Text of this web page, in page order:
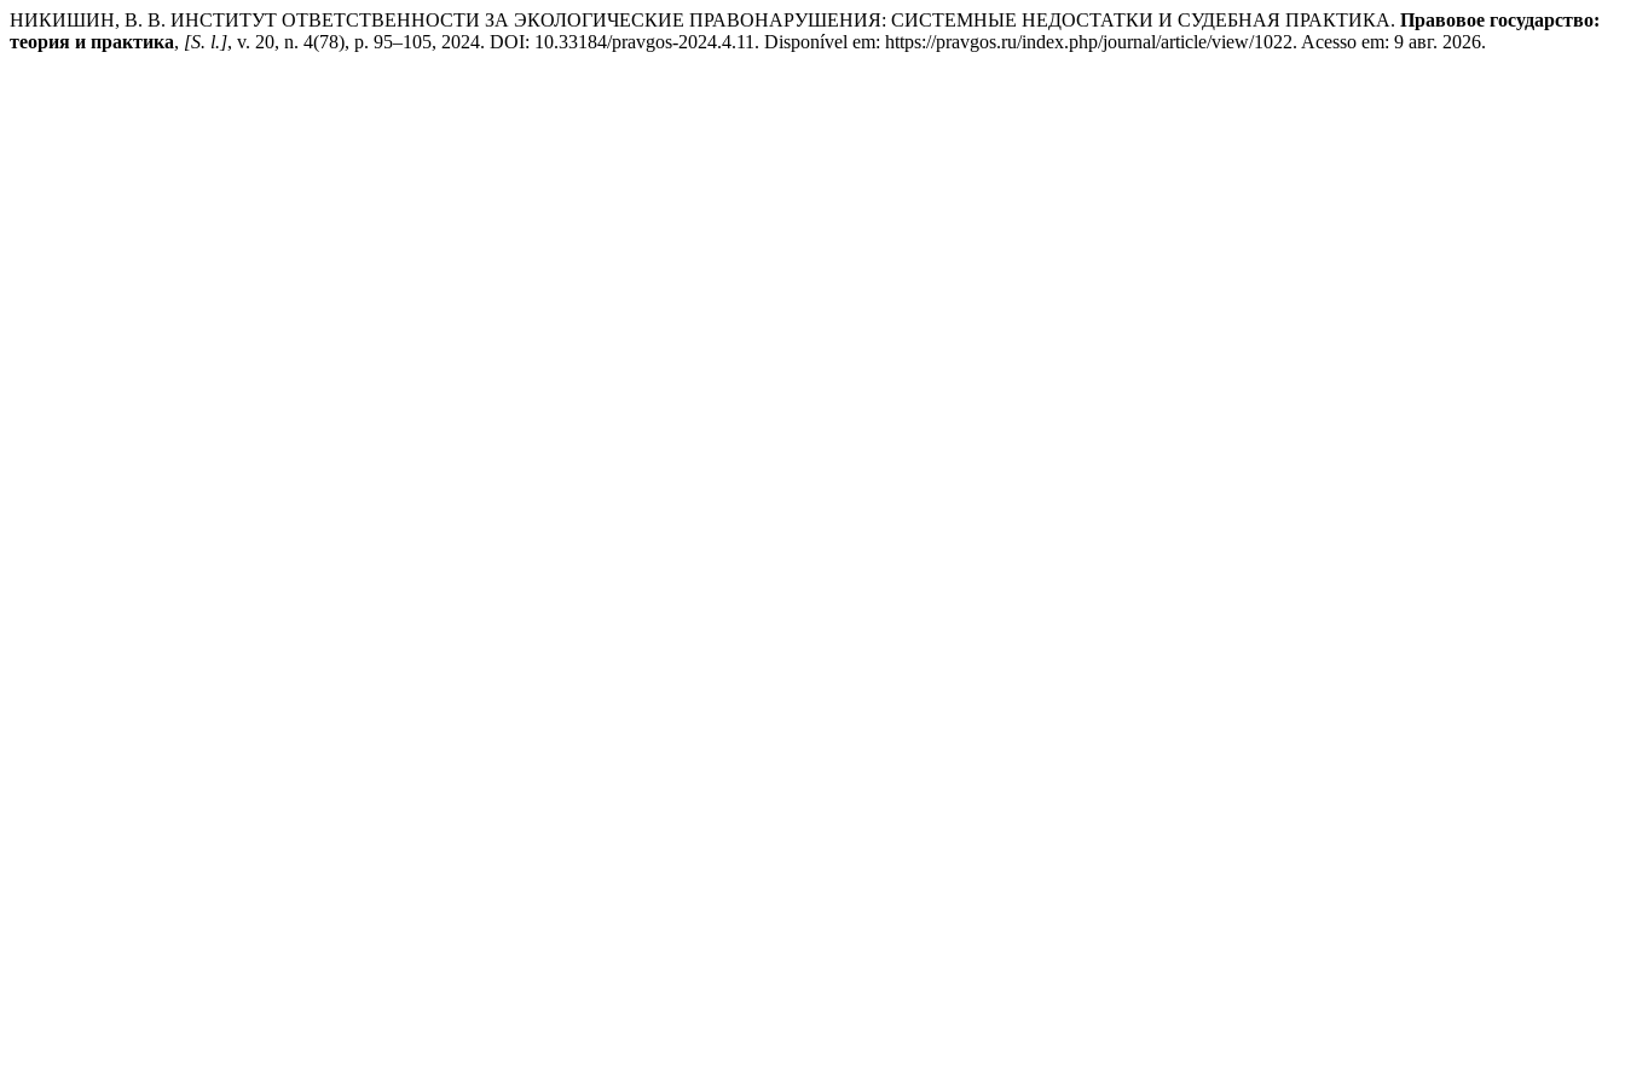
НИКИШИН, В. В. ИНСТИТУТ ОТВЕТСТВЕННОСТИ ЗА ЭКОЛОГИЧЕСКИЕ ПРАВОНАРУШЕНИЯ: СИСТЕМНЫЕ НЕДОСТАТКИ И СУДЕБНАЯ ПРАКТИКА. Правовое государство:
теория и практика, [S. l.], v. 20, n. 4(78), p. 95–105, 2024. DOI: 10.33184/pravgos-2024.4.11. Disponível em: https://pravgos.ru/index.php/journal/article/view/1022. Acesso em: 9 авг. 2026.